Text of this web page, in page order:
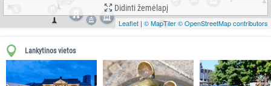
Leaflet | © MapTiler© OpenStreetMap contributors
Didinti žemėlapį
Lankytinos vietos